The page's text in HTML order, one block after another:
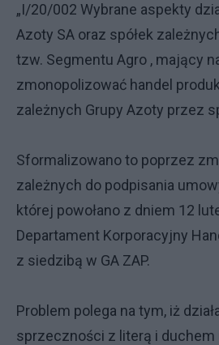
„I/20/002 Wybrane aspekty
Azoty SA oraz spółek
tzw. Segmentu Agro , mający
zmonopolizować handel
zależnych Grupy Azoty przez
Sformalizowano to poprzez
zależnych do podpisania
której powołano z dniem 12
Departament Korporacyjny
z siedzibą w GA ZAP.
Problem polega na tym, iż
sprzeczności z literą i duchem